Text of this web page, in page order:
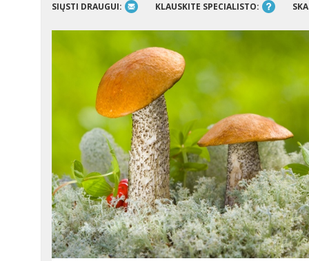
SIŲSTI DRAUGUI: KLAUSKITE SPECIALISTO: